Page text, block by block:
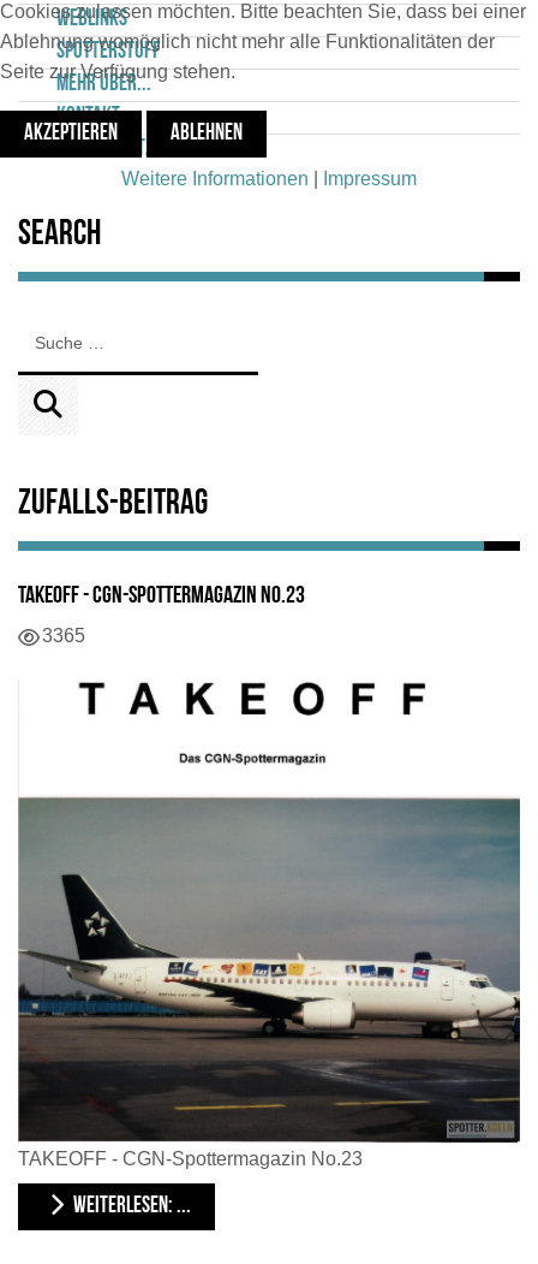
Weblinks
Spotterstuff
Mehr über...
Kontakt
Datenschutz
Search
Zufalls-Beitrag
TAKEOFF - CGN-Spottermagazin No.23
3365
TAKEOFF - CGN-Spottermagazin No.23
WEITERLESEN: ...
Cookies zulassen möchten. Bitte beachten Sie, dass bei einer
Ablehnung womöglich nicht mehr alle Funktionalitäten der
Seite zur Verfügung stehen.
AKZEPTIEREN ABLEHNEN
Weitere Informationen Impressum